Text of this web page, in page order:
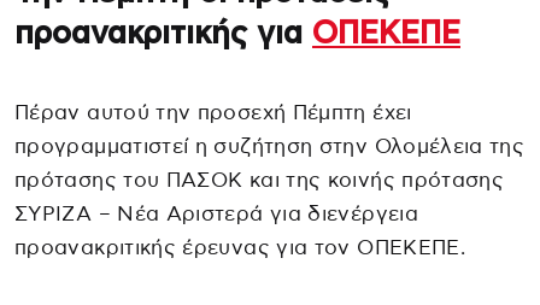
προανακριτικής για ΟΠΕΚΕΠΕ
Πέραν αυτού την προσεχή Πέμπτη έχει
προγραμματιστεί η συζήτηση στην Ολομέλεια της
πρότασης του ΠΑΣΟΚ και της κοινής πρότασης
ΣΥΡΙΖΑ – Νέα Αριστερά για διενέργεια
προανακριτικής έρευνας για τον ΟΠΕΚΕΠΕ.